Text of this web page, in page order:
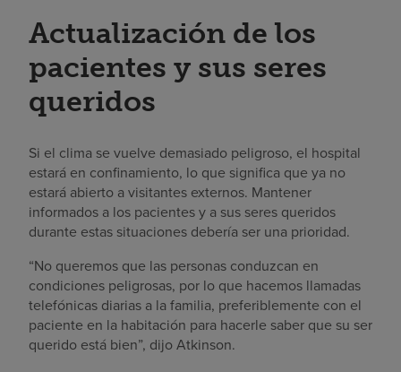
Actualización de los
pacientes y sus seres
queridos
Si el clima se vuelve demasiado peligroso, el hospital
estará en confinamiento, lo que significa que ya no
estará abierto a visitantes externos. Mantener
informados a los pacientes y a sus seres queridos
durante estas situaciones debería ser una prioridad.
“No queremos que las personas conduzcan en
condiciones peligrosas, por lo que hacemos llamadas
telefónicas diarias a la familia, preferiblemente con el
paciente en la habitación para hacerle saber que su ser
querido está bien”, dijo Atkinson.